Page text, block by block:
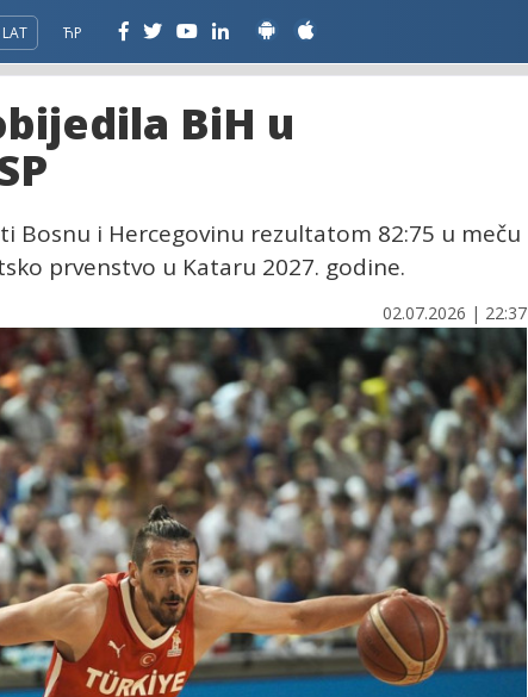
LAT ЋР
BiH u
Bosnu i Hercegovinu rezultatom 82:75 u meču
prvenstvo u Kataru 2027. godine.
02.07.2026 | 22:37